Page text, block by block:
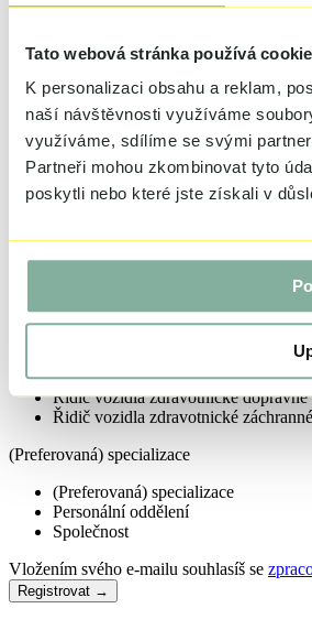
Tato webová stránka používá
K personalizaci obsahu a reklam,
naší návštěvnosti využíváme
využíváme, sdílíme se svými
Partneři mohou zkombinovat tyto
poskytli nebo které jste získali v
Ortoticko-protetický technik
Ortotik-protetik
Ošetřovatel
Porodní asistentka
Praktická sestra
Psycholog
Radiologický asistent
Radiologický fyzik
Technik
Všeobecná sestra
Zdravotně sociální pracovník
Zubní technik
Řidič vozidla zdravotnické dopravné
Řidič vozidla zdravotnické
(Preferovaná) specializace
(Preferovaná) specializace
Personální oddělení
Společnost
Vložením svého e-mailu souhlasíš se
Registrovat →